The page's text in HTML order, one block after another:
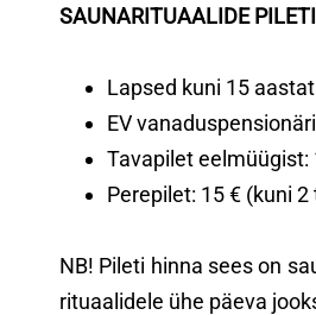
SAUNARITUAALIDE
Lapsed kuni 15
EV
Tavapilet eelmüügist:
Perepilet: 15 € (kuni
NB! Pileti hinna sees on
rituaalidele ühe päeva